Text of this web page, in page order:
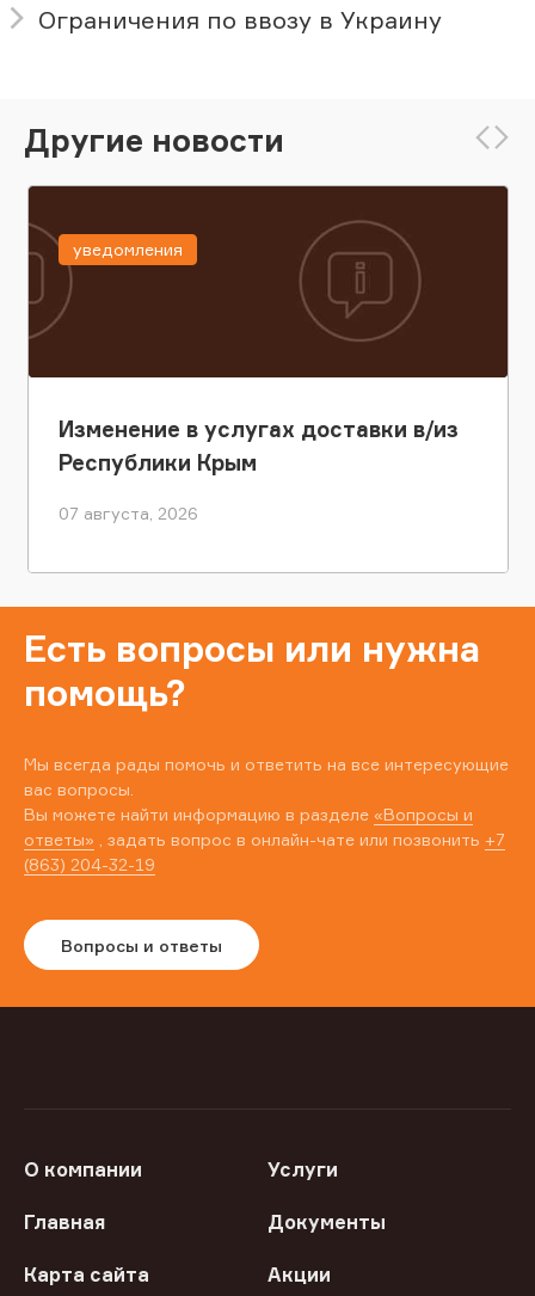
Ограничения по ввозу в Украину
Другие новости
Изменение в услугах доставки в/из
Республики Крым
07 августа, 2026
уведомления
Есть вопросы или нужна
помощь?
Мы всегда рады помочь и ответить на все интересующие
вас вопросы.
Вы можете найти информацию в разделе «Вопросы и
ответы» , задать вопрос в онлайн-чате или позвонить +7
(863) 204-32-19
Вопросы и ответы
О компании Услуги
Главная Документы
Карта сайта Акции